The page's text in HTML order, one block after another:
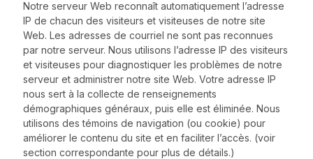
Notre serveur Web reconnaît automatiquement l’adresse
IP de chacun des visiteurs et visiteuses de notre site
Web. Les adresses de courriel ne sont pas reconnues
par notre serveur. Nous utilisons l’adresse IP des visiteurs
et visiteuses pour diagnostiquer les problèmes de notre
serveur et administrer notre site Web. Votre adresse IP
nous sert à la collecte de renseignements
démographiques généraux, puis elle est éliminée. Nous
utilisons des témoins de navigation (ou cookie) pour
améliorer le contenu du site et en faciliter l’accès. (voir
section correspondante pour plus de détails.)